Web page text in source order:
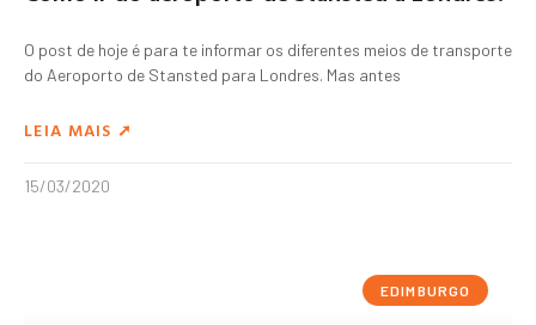
O post de hoje é para te informar os diferentes meios de transporte
do Aeroporto de Stansted para Londres. Mas antes
LEIA MAIS ➚
15/03/2020
EDIMBURGO